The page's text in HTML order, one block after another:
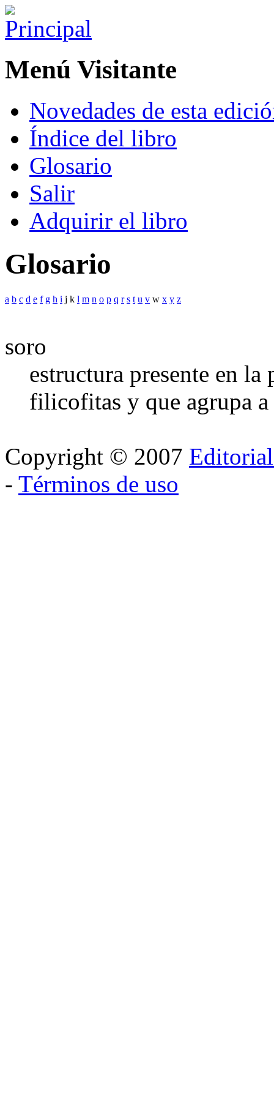
Menú Visitante
Novedades de esta
Índice del libro
Glosario
Salir
Adquirir el libro
Glosario
a b c d e f g h i j k l m n o p q r s t u v w x y z
soro
estructura presente en
filicofitas y que agrupa a
Copyright © 2007
- Términos de uso